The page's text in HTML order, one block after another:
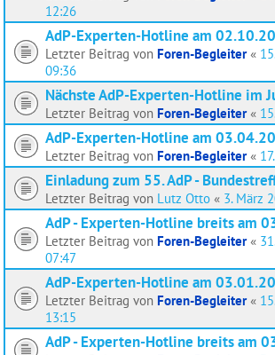
12:26
AdP-Experten-Hotline am
Letzter Beitrag von Foren-Begleiter«
09:36
Nächste AdP-Experten-Hotline im
Letzter Beitrag von Foren-Begleiter«
AdP-Experten-Hotline am
Letzter Beitrag von Foren-Begleiter«
Einladung zum 55. AdP -
Letzter Beitrag von Lutz Otto « 3. März
AdP - Experten-Hotline breits am
Letzter Beitrag von Foren-Begleiter«
07:47
AdP-Experten-Hotline am
Letzter Beitrag von Foren-Begleiter«
13:15
AdP - Experten-Hotline breits am